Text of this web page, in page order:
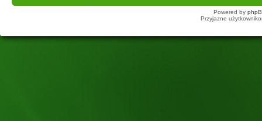
Powered by
Przyjazne